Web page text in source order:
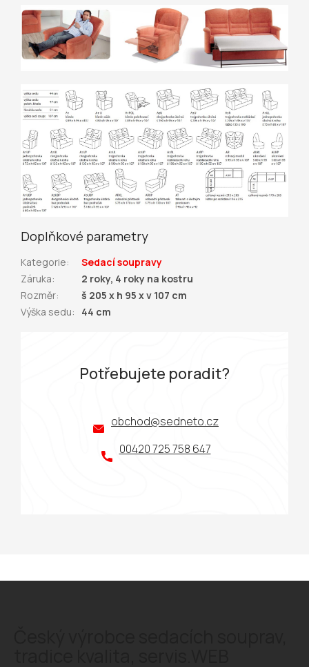
Doplňkové parametry
Kategorie:
Sedací soupravy
Záruka:
2 roky, 4 roky na kostru
Rozměr:
š 205 x h 95 x v 107 cm
Výška sedu: 44 cm
Potřebujete poradit?
obchod@sedneto.cz
00420 725 758 647